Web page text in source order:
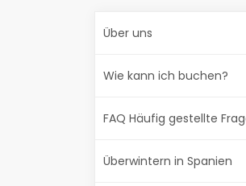
Über uns
Wie kann ich buchen?
FAQ Häufig gestellte
Überwintern in Spanien